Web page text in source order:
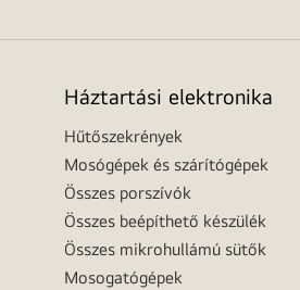
Háztartási elektronika
Hűtőszekrények
Mosógépek és szárítógépek
Összes porszívók
Összes beépíthető készülék
Összes mikrohullámú sütők
Mosogatógépek